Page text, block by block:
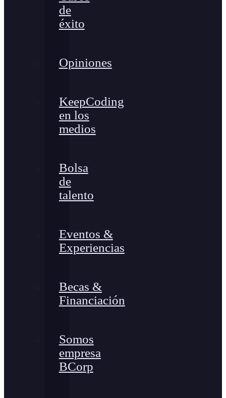
de
éxito
Opiniones
KeepCoding
en los
medios
Bolsa
de
talento
Eventos &
Experiencias
Becas &
Financiación
Somos
empresa
BCorp